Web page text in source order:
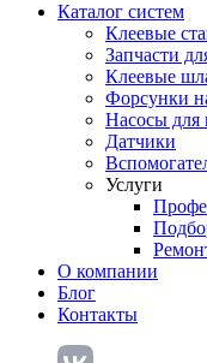
Каталог систем
Клеевые
Запчасти
Клеевые
Форсунки
Насосы для
Датчики
Услуги
О компании
Блог
Контакты